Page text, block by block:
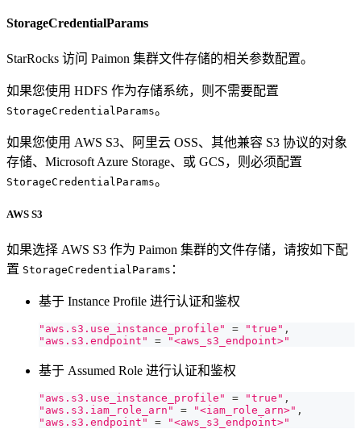
StorageCredentialParams
StarRocks 访问 Paimon 集群文件存储的相关参数配置。
如果您使用 HDFS 作为存储系统，则不需要配置
StorageCredentialParams。
如果您使用 AWS S3、阿里云 OSS、其他兼容 S3 协议的对象
存储、Microsoft Azure Storage、或 GCS，则必须配置
StorageCredentialParams。
AWS S3
如果选择 AWS S3 作为 Paimon 集群的文件存储，请按如下配
置 StorageCredentialParams ：
基于 Instance Profile 进行认证和鉴权
"aws.s3.use_instance_profile" = "true" ,
"aws.s3.endpoint"
= "<aws_s3_endpoint>"
基于 Assumed Role 进行认证和鉴权
"aws.s3.use_instance_profile" = "true" ,
"aws.s3.iam_role_arn"
= "<iam_role_arn>" ,
"aws.s3.endpoint"
= "<aws_s3_endpoint>"